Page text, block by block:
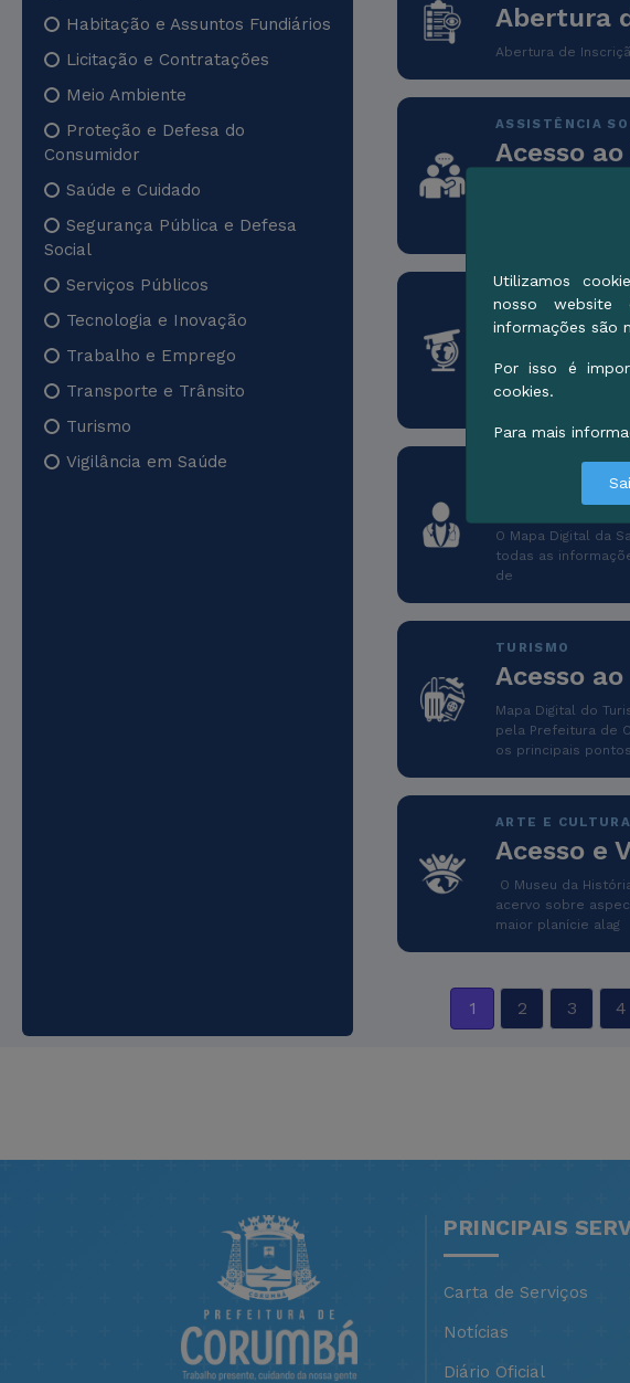
Habitação e Assuntos Fundiários
Licitação e Contratações
Meio Ambiente
Proteção e Defesa do
Consumidor
Saúde e Cuidado
Segurança Pública e Defesa
Social
Serviços Públicos
Tecnologia e Inovação
Trabalho e Emprego
Transporte e Trânsito
Turismo
Vigilância em Saúde
Abertura
Abertura de
ASSISTÊNCIA
Acesso
O Mapa Digital da
os principais
EDUCAÇÃO
Acesso
O Mapa Digital da
informações
instituições
Acesso
O Mapa Digital da
todas as
de
TURISMO
Acesso
Mapa Digital do
pela Prefeitura de
os principais
ARTE E CULTURA
Acesso e
O Museu da
acervo sobre
maior planície alag
1 2 3 4
PRINCIPAIS
Carta de Serviços
Notícias
Diário Oficial
Utilizamos
nosso website
informações são
Por isso é
cookies.
Para mais